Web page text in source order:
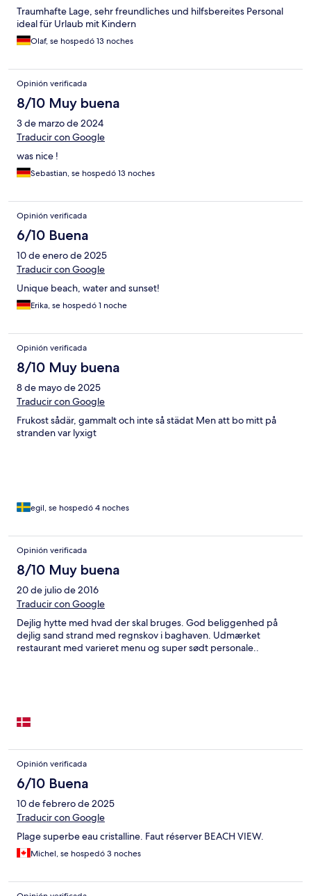
Traumhafte Lage, sehr freundliches und hilfsbereites Personal
ideal für Urlaub mit Kindern
Olaf, se hospedó 13 noches
Opinión verificada
8/10 Muy buena
3 de marzo de 2024
Traducir con Google
was nice !
Sebastian, se hospedó 13 noches
Opinión verificada
6/10 Buena
10 de enero de 2025
Traducir con Google
Unique beach, water and sunset!
Erika, se hospedó 1 noche
Opinión verificada
8/10 Muy buena
8 de mayo de 2025
Traducir con Google
Frukost sådär, gammalt och inte så städat Men att bo mitt på
stranden var lyxigt
egil, se hospedó 4 noches
Opinión verificada
8/10 Muy buena
20 de julio de 2016
Traducir con Google
Dejlig hytte med hvad der skal bruges. God beliggenhed på
dejlig sand strand med regnskov i baghaven. Udmærket
restaurant med varieret menu og super sødt personale..
Opinión verificada
6/10 Buena
10 de febrero de 2025
Traducir con Google
Plage superbe eau cristalline. Faut réserver BEACH VIEW.
Michel, se hospedó 3 noches